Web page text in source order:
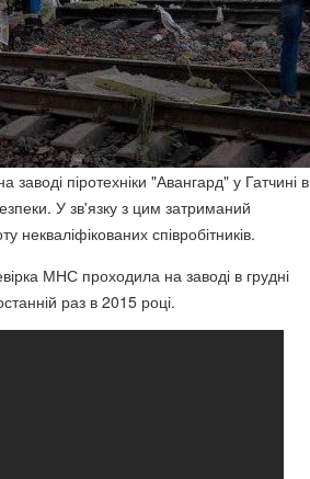
піротехніки "Авангард" у Гатчині в
У зв'язку з цим затриманий
некваліфікованих співробітників.
МНС проходила на заводі в грудні
раз в 2015 році.